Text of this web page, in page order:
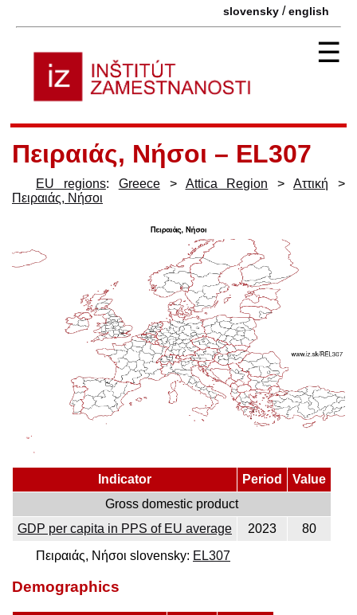
slovensky /english
☰
Πειραιάς, Νήσοι – EL307
EU regions: Greece> Attica Region >Aττική >
Πειραιάς, Νήσοι
Indicator Period
Value
Gross domestic product
GDP per capita in PPS of EU average
2023
80
Πειραιάς, Νήσοι slovensky: EL307
Demographics